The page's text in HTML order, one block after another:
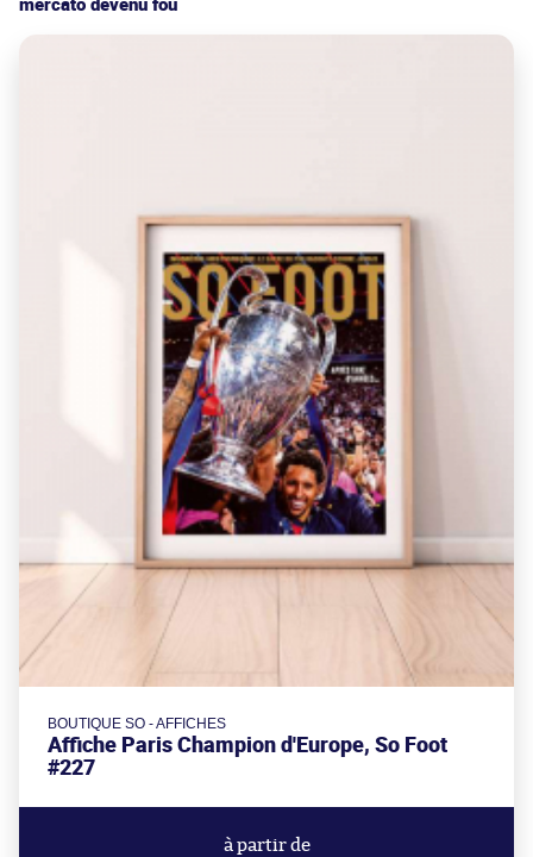
BOUTIQUE SO - AFFICHES
Affiche Paris Champion d'Europe, So Foot
#227
à partir de